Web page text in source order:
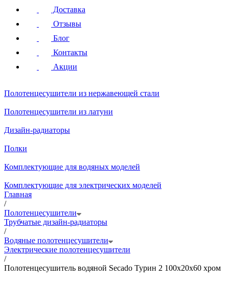
Доставка
Отзывы
Блог
Контакты
Акции
Полотенцесушители из нержавеющей стали
Полотенцесушители из латуни
Дизайн-радиаторы
Полки
Комплектующие для водяных моделей
Комплектующие для электрических моделей
Главная
/
Полотенцесушители
Трубчатые дизайн-радиаторы
/
Водяные полотенцесушители
Электрические полотенцесушители
/
Полотенцесушитель водяной Secado Турин 2 100x20x60 хром